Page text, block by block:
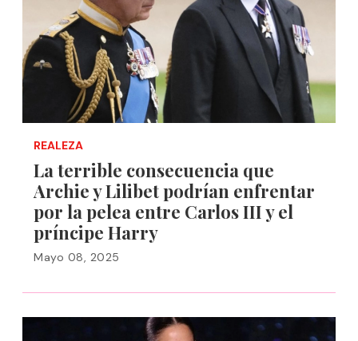
REALEZA
La terrible consecuencia que
Archie y Lilibet podrían enfrentar
por la pelea entre Carlos III y el
príncipe Harry
Mayo 08, 2025